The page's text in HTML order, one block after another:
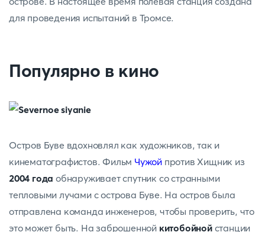
для проведения испытаний в Тромсе.
Популярно в кино
Остров Буве вдохновлял как художников, так и
кинематографистов. Фильм Чужой против Хищник из
2004 года обнаруживает спутник со странными
тепловыми лучами с острова Буве. На остров была
отправлена команда инженеров, чтобы проверить, что
это может быть. На заброшенной китобойной станции